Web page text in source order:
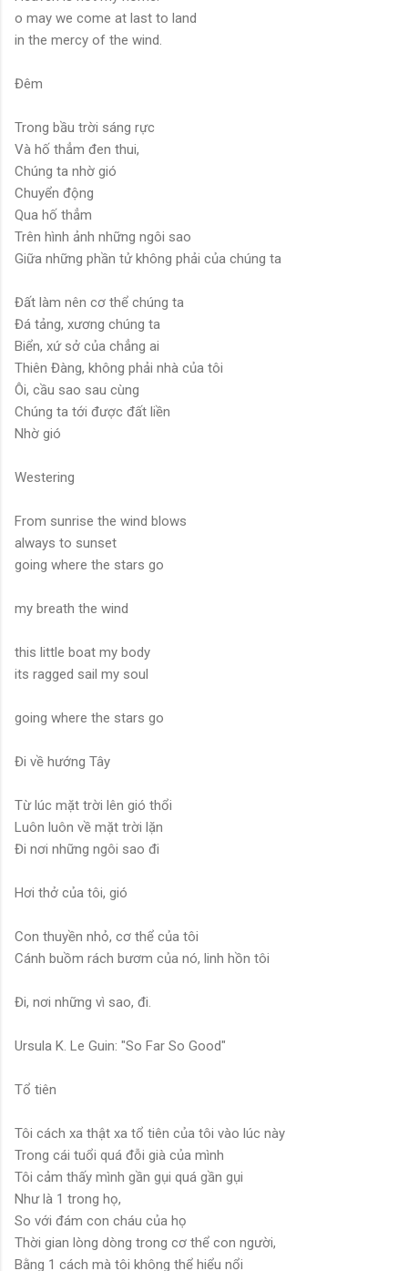
o may we come at last to land
in the mercy of the wind.
Đêm
Trong bầu trời sáng rực
Và hố thẳm đen thui,
Chúng ta nhờ gió
Chuyển động
Qua hố thẳm
Trên hình ảnh những ngôi sao
Giữa những phần tử không phải của chúng ta
Đất làm nên cơ thể chúng ta
Đá tảng, xương chúng ta
Biển, xứ sở của chẳng ai
Thiên Đàng, không phải nhà của tôi
Ôi, cầu sao sau cùng
Chúng ta tới được đất liền
Nhờ gió
Westering
From sunrise the wind blows
always to sunset
going where the stars go
my breath the wind
this little boat my body
its ragged sail my soul
going where the stars go
Đi về hướng Tây
Từ lúc mặt trời lên gió thổi
Luôn luôn về mặt trời lặn
Đi nơi những ngôi sao đi
Hơi thở của tôi, gió
Con thuyền nhỏ, cơ thể của tôi
Cánh buồm rách bươm của nó, linh hồn tôi
Đi, nơi những vì sao, đi.
Ursula K. Le Guin: "So Far So Good"
Tổ tiên
Tôi cách xa thật xa tổ tiên của tôi vào lúc này
Trong cái tuổi quá đỗi già của mình
Tôi cảm thấy mình gần gụi quá gần gụi
Như là 1 trong họ,
So với đám con cháu của họ
Thời gian lòng dòng trong cơ thể con người,
Bằng 1 cách mà tôi không thể hiểu nổi